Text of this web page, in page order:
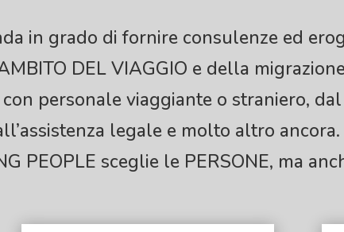
in grado di fornire consulenze ed
DEL VIAGGIO e della
personale viaggiante o straniero,
legale e molto altro ancora.
PEOPLE sceglie le PERSONE, ma